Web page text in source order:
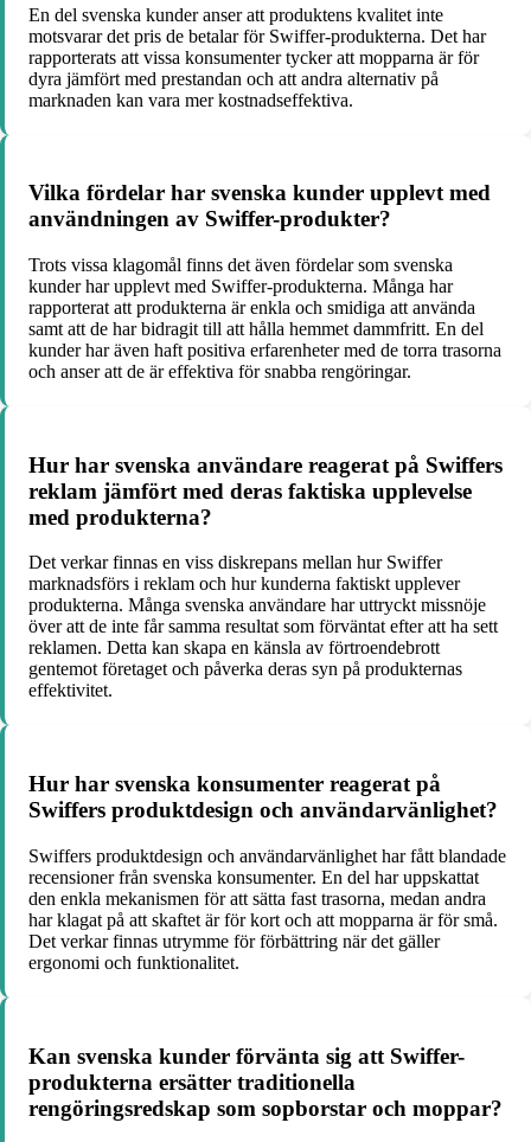
En del svenska kunder anser att produktens kvalitet inte
motsvarar det pris de betalar för Swiffer-produkterna. Det har
rapporterats att vissa konsumenter tycker att mopparna är för
dyra jämfört med prestandan och att andra alternativ på
marknaden kan vara mer kostnadseffektiva.
Vilka fördelar har svenska kunder upplevt med
användningen av Swiffer-produkter?
Trots vissa klagomål finns det även fördelar som svenska
kunder har upplevt med Swiffer-produkterna. Många har
rapporterat att produkterna är enkla och smidiga att använda
samt att de har bidragit till att hålla hemmet dammfritt. En del
kunder har även haft positiva erfarenheter med de torra trasorna
och anser att de är effektiva för snabba rengöringar.
Hur har svenska användare reagerat på Swiffers
reklam jämfört med deras faktiska upplevelse
med produkterna?
Det verkar finnas en viss diskrepans mellan hur Swiffer
marknadsförs i reklam och hur kunderna faktiskt upplever
produkterna. Många svenska användare har uttryckt missnöje
över att de inte får samma resultat som förväntat efter att ha sett
reklamen. Detta kan skapa en känsla av förtroendebrott
gentemot företaget och påverka deras syn på produkternas
effektivitet.
Hur har svenska konsumenter reagerat på
Swiffers produktdesign och användarvänlighet?
Swiffers produktdesign och användarvänlighet har fått blandade
recensioner från svenska konsumenter. En del har uppskattat
den enkla mekanismen för att sätta fast trasorna, medan andra
har klagat på att skaftet är för kort och att mopparna är för små.
Det verkar finnas utrymme för förbättring när det gäller
ergonomi och funktionalitet.
Kan svenska kunder förvänta sig att Swiffer-
produkterna ersätter traditionella
rengöringsredskap som sopborstar och moppar?